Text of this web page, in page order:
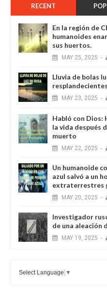
RECENT
En la región de
humanoides
sus huertos.
MAY 25, 2025 -
Lluvia de bolas
MAY 23, 2025 -
Habló con Dios:
la vida después
muerto
MAY 22, 2025 -
Un humanoide
azul salvó a un
extraterrestres
MAY 20, 2025 -
Investigador
de una aleación
MAY 19, 2025 -
Select Language ▼